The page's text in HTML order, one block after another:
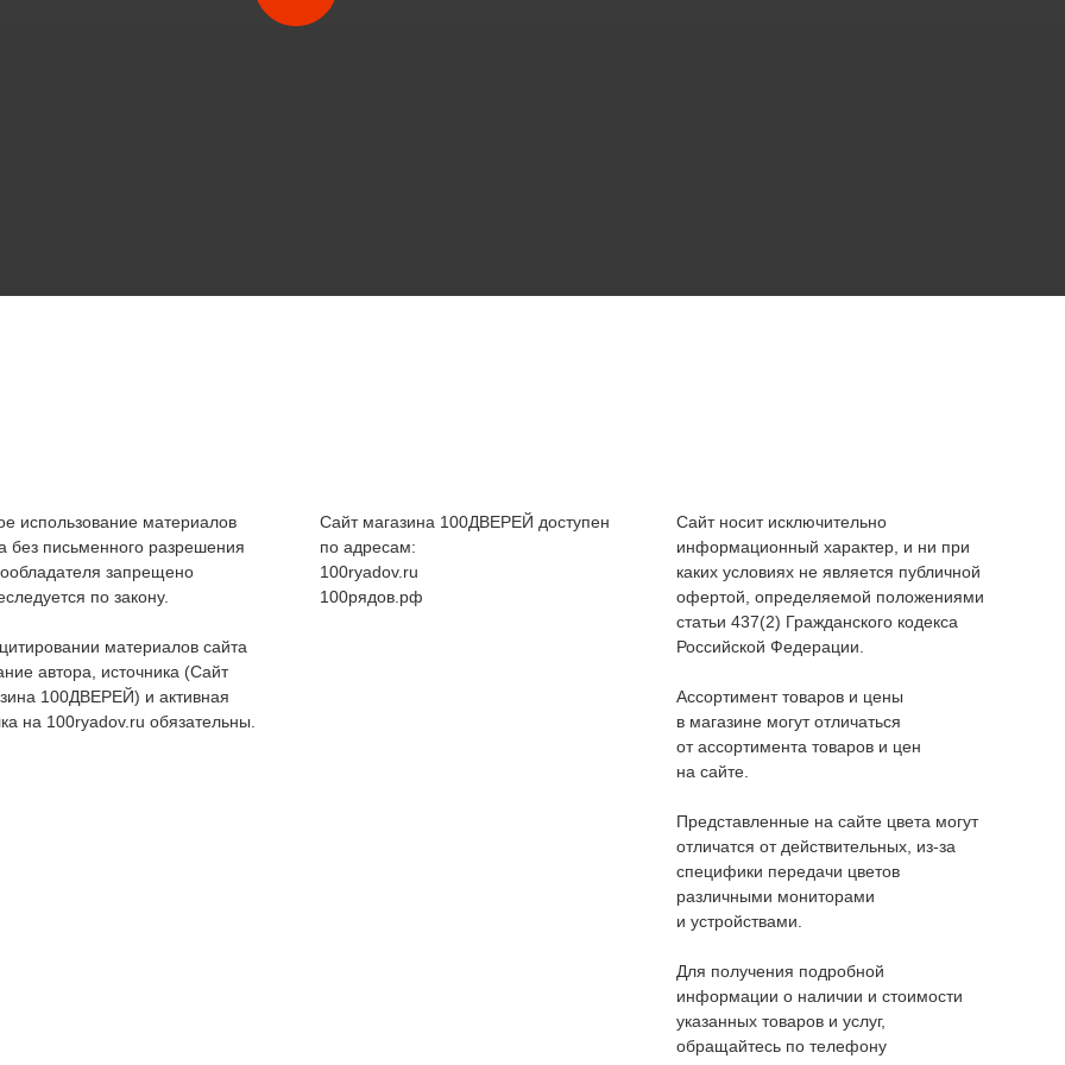
использование материалов
без письменного разрешения
запрещено
по закону.
материалов сайта
автора, источника (Сайт
100ДВЕРЕЙ) и активная
на 100ryadov.ru обязательны.
Сайт магазина 100ДВЕРЕЙ доступен
по адресам:
100ryadov.ru
100рядов.рф
Сайт носит исключительно
информационный характер, и ни при
каких условиях не является публичной
офертой, определяемой положениями
статьи 437(2) Гражданского кодекса
Российской Федерации.
Ассортимент товаров и цены
в магазине могут отличаться
от ассортимента товаров и цен
на сайте.
Представленные на сайте цвета могут
отличатся от действительных, из-за
специфики передачи цветов
различными мониторами
и устройствами.
Для получения подробной
информации о наличии и стоимости
указанных товаров и услуг,
обращайтесь по телефону